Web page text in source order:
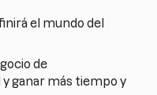
el mundo del
de
ganar más tiempo y